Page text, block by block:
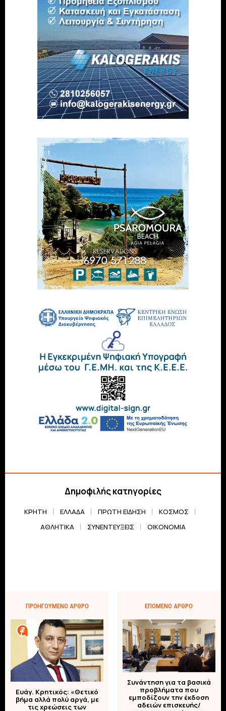
Δημοφιλής κατηγορίες
ΚΡΗΤΗ ΕΛΛΆΔΑ ΠΡΏΤΗ ΕΊΔΗΣΗ
ΚΌΣΜΟΣ
ΑΘΛΗΤΙΚΆ
ΣΥΝΕΝΤΕΎΞΕΙΣ ΟΙΚΟΝΟΜΊΑ
ΠΡΟΗΓΟΎΜΕΝΟ ΆΡΘΡΟ
Ευάγ. Κρητικός: «Θετικό
βήμα αλλά πολύ αργά, με
τις χρεώσεις των
ΕΠΌΜΕΝΟ ΆΡΘΡΟ
Συνάντηση για τα βασικά
προβλήματα που
εμποδίζουν την έκδοση
αδειών επισκευής/